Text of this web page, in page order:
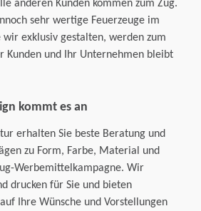
anderen Kunden kommen zum Zug.
sehr wertige Feuerzeuge im
exklusiv gestalten, werden zum
Kunden und Ihr Unternehmen bleibt
kommt es an
erhalten Sie beste Beratung und
zu Form, Farbe, Material und
Werbemittelkampagne. Wir
drucken für Sie und bieten
Ihre Wünsche und Vorstellungen